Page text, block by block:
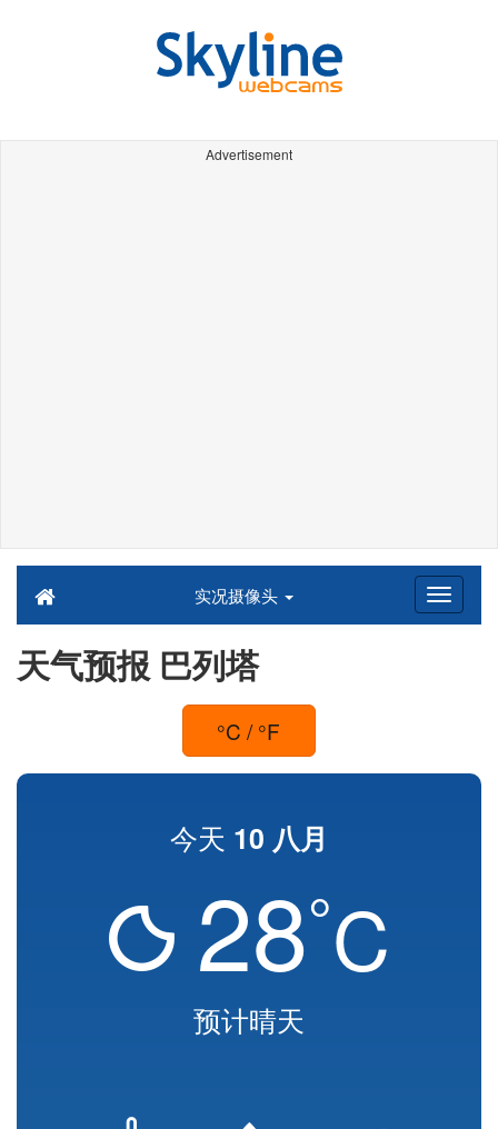
Advertisement
实况摄像头
天气预报 巴列塔
°C / °F
今天 10 八月
28°C
预计晴天